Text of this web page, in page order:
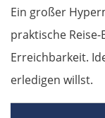
Ein großer
praktische
Erreichbarkeit.
erledigen willst.
Sofia
Montana